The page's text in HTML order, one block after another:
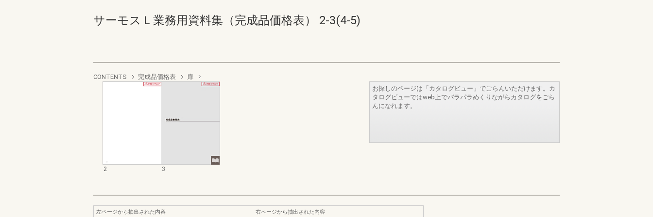
サーモスＬ業務用資料集（完成品価格表） 2-3(4-5)
CONTENTS 完成品価格表 扉
2 3
お探しのページは「カタログビュー」でごらんいただけます。カ
タログビューではweb上でパラパラめくりながらカタログをごら
んになれます。
左ページから抽出された内容
右ページから抽出された内容